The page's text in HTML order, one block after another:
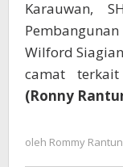
Karauwan,
Wilford
camat
(Ronny
oleh Rommy